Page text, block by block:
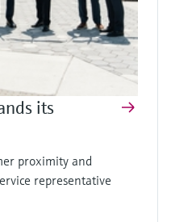
its
proximity and
representative